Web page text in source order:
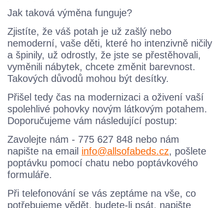
Jak taková výměna funguje?
Zjistíte, že váš potah je už zašlý nebo
nemoderní, vaše děti, které ho intenzivně ničily
a špinily, už odrostly, že jste se přestěhovali,
vyměnili nábytek, chcete změnit barevnost.
Takových důvodů mohou být desítky.
Přišel tedy čas na modernizaci a oživení vaší
spolehlivé pohovky novým látkovým potahem.
Doporučujeme vám následující postup:
Zavolejte nám - 775 627 848 nebo nám
napište na email info@allsofabeds.cz, pošlete
poptávku pomocí chatu nebo poptávkového
formuláře.
Při telefonování se vás zeptáme na vše, co
potřebujeme vědět, budete-li psát, napište